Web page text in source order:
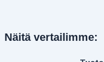
Näitä vertailimme: